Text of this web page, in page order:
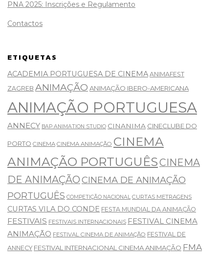
PNA 2025: Inscrições e Regulamento
Contactos
ETIQUETAS
ACADEMIA PORTUGUESA DE CINEMA ANIMAFEST
ZAGREB ANIMAÇÃO ANIMAÇÃO IBERO-AMERICANA
ANIMAÇÃO PORTUGUESA
ANNECY BAP ANIMATION STUDIO CINANIMA CINECLUBE DO
PORTO CINEMA CINEMA ANIMAÇÃO CINEMA
ANIMAÇÃO PORTUGUÊSCINEMA
DE ANIMAÇÃOCINEMA DE ANIMAÇÃO
PORTUGUÊS COMPETIÇÃO NACIONAL CURTAS METRAGENS
CURTAS VILA DO CONDE FESTA MUNDIAL DA ANIMAÇÃO
FESTIVAIS FESTIVAIS INTERNACIONAIS FESTIVAL CINEMA
ANIMAÇÃO FESTIVAL CINEMA DE ANIMAÇÃO FESTIVAL DE
ANNECY FESTIVAL INTERNACIONAL CINEMA ANIMAÇÃO FMA